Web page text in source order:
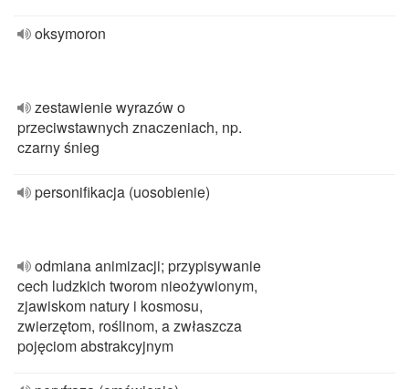
oksymoron
zestawienie wyrazów o
przeciwstawnych znaczeniach, np.
czarny śnieg
personifikacja (uosobienie)
odmiana animizacji; przypisywanie
cech ludzkich tworom nieożywionym,
zjawiskom natury i kosmosu,
zwierzętom, roślinom, a zwłaszcza
pojęciom abstrakcyjnym